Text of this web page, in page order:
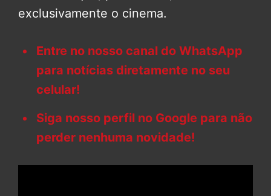
exclusivamente o cinema.
Entre no nosso canal do WhatsApp
para notícias diretamente no seu
celular!
Siga nosso perfil no Google para não
perder nenhuma novidade!